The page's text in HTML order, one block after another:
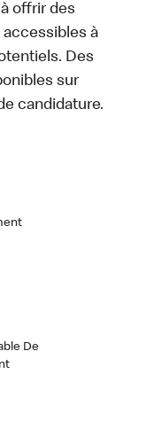
offrir des
à
Des
sur
candidature.
De